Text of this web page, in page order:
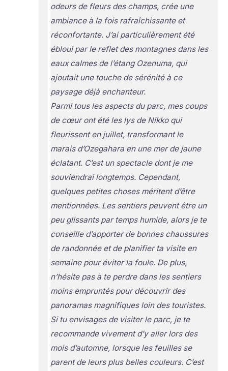
odeurs de fleurs des champs, crée une
ambiance à la fois rafraîchissante et
réconfortante. J’ai particulièrement été
ébloui par le reflet des montagnes dans les
eaux calmes de l’étang Ozenuma, qui
ajoutait une touche de sérénité à ce
paysage déjà enchanteur.
Parmi tous les aspects du parc, mes coups
de cœur ont été les lys de Nikko qui
fleurissent en juillet, transformant le
marais d’Ozegahara en une mer de jaune
éclatant. C’est un spectacle dont je me
souviendrai longtemps. Cependant,
quelques petites choses méritent d’être
mentionnées. Les sentiers peuvent être un
peu glissants par temps humide, alors je te
conseille d’apporter de bonnes chaussures
de randonnée et de planifier ta visite en
semaine pour éviter la foule. De plus,
n’hésite pas à te perdre dans les sentiers
moins empruntés pour découvrir des
panoramas magnifiques loin des touristes.
Si tu envisages de visiter le parc, je te
recommande vivement d’y aller lors des
mois d’automne, lorsque les feuilles se
parent de leurs plus belles couleurs. C’est